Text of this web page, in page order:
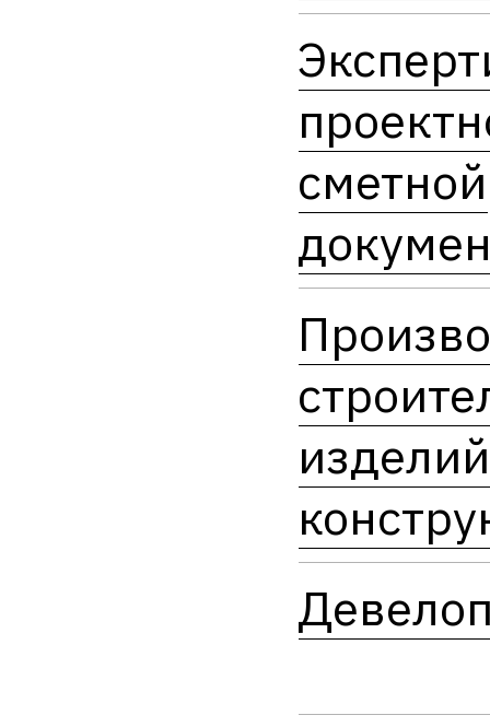
сметной